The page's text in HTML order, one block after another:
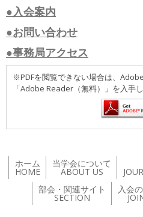
●入会案内
●お問い合わせ
●事務局アクセス
※PDFを閲覧できない場合は、
「Adobe Reader（無料）」を入手
ホーム
HOME
当学会について
ABOUT US
部会・関連サイト
SECTION
入会